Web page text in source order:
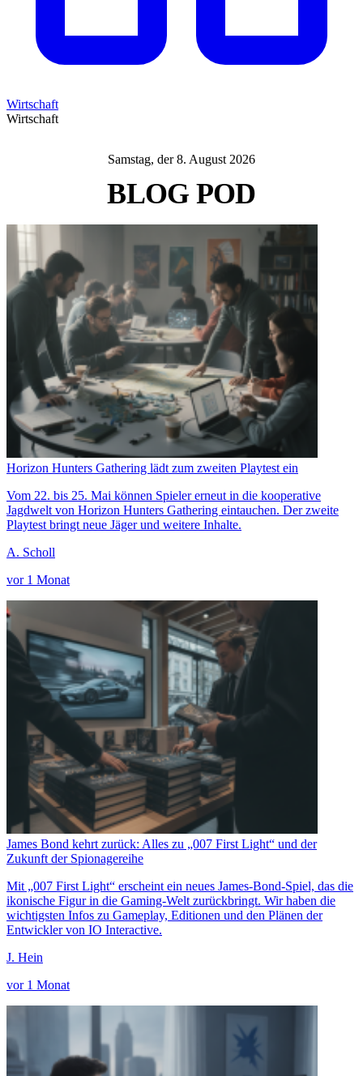
Wirtschaft
Wirtschaft
Samstag, der 8. August 2026
BLOG POD
Horizon Hunters Gathering lädt zum zweiten Playtest ein
Vom 22. bis 25. Mai können Spieler erneut in die kooperative
Jagdwelt von Horizon Hunters Gathering eintauchen. Der zweite
Playtest bringt neue Jäger und weitere Inhalte.
A. Scholl
vor 1 Monat
James Bond kehrt zurück: Alles zu „007 First Light“ und der
Zukunft der Spionagereihe
Mit „007 First Light“ erscheint ein neues James-Bond-Spiel, das die
ikonische Figur in die Gaming-Welt zurückbringt. Wir haben die
wichtigsten Infos zu Gameplay, Editionen und den Plänen der
Entwickler von IO Interactive.
J. Hein
vor 1 Monat